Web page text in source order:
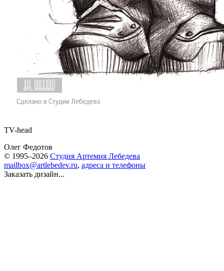
TV-head
Олег Федотов
© 1995–2026 Студия Артемия Лебедева
mailbox@artlebedev.ru, адреса и телефоны
Заказать дизайн...